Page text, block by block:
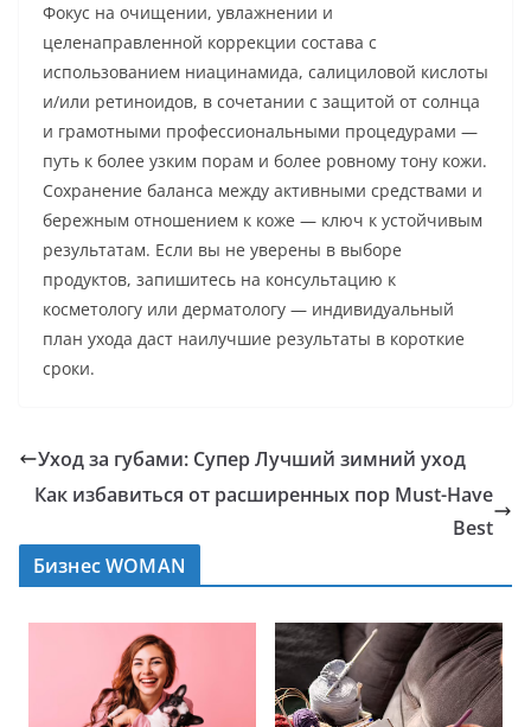
Фокус на очищении, увлажнении и
целенаправленной коррекции состава с
использованием ниацинамида, салициловой кислоты
и/или ретиноидов, в сочетании с защитой от солнца
и грамотными профессиональными процедурами —
путь к более узким порам и более ровному тону кожи.
Сохранение баланса между активными средствами и
бережным отношением к коже — ключ к устойчивым
результатам. Если вы не уверены в выборе
продуктов, запишитесь на консультацию к
косметологу или дерматологу — индивидуальный
план ухода даст наилучшие результаты в короткие
сроки.
Уход за губами: Супер Лучший зимний уход
Как избавиться от расширенных пор Must-Have
Best
Бизнес WOMAN